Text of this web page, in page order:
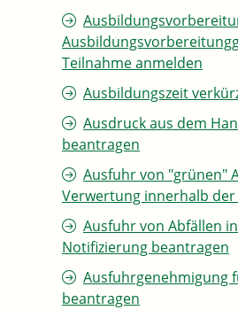
Teilnahme anmelden
Ausbildungszeit
Ausdruck aus dem
beantragen
Ausfuhr von "grünen"
Verwertung innerhalb der
Ausfuhr von Abfällen
Notifizierung beantragen
Ausfuhrgenehmigung
beantragen